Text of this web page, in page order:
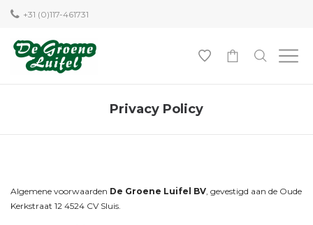
+31 (0)117-461731
Privacy Policy
Algemene voorwaarden De Groene Luifel BV, gevestigd aan de Oude
Kerkstraat 12 4524 CV Sluis.